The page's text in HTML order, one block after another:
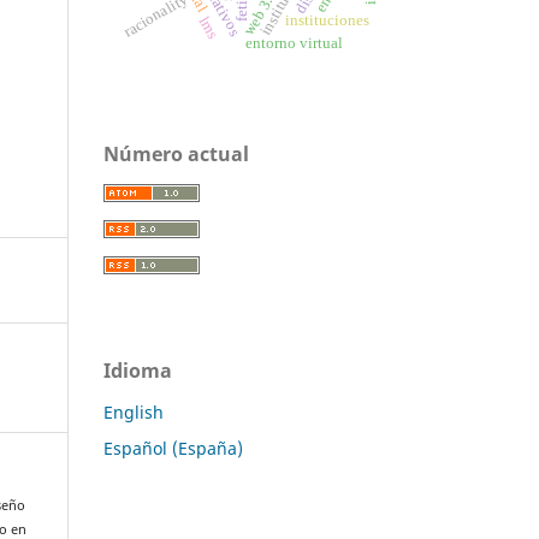
en
racionality instituciones
lms
entorno virtual
web 3.0
Número actual
Idioma
English
Español (España)